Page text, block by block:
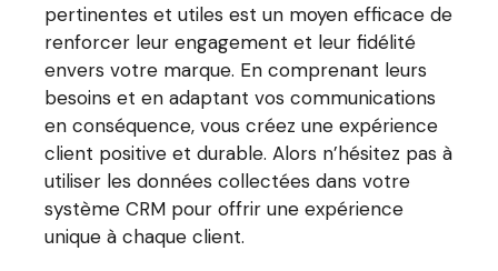
pertinentes et utiles est un moyen efficace de
renforcer leur engagement et leur fidélité
envers votre marque. En comprenant leurs
besoins et en adaptant vos communications
en conséquence, vous créez une expérience
client positive et durable. Alors n’hésitez pas à
utiliser les données collectées dans votre
système CRM pour offrir une expérience
unique à chaque client.